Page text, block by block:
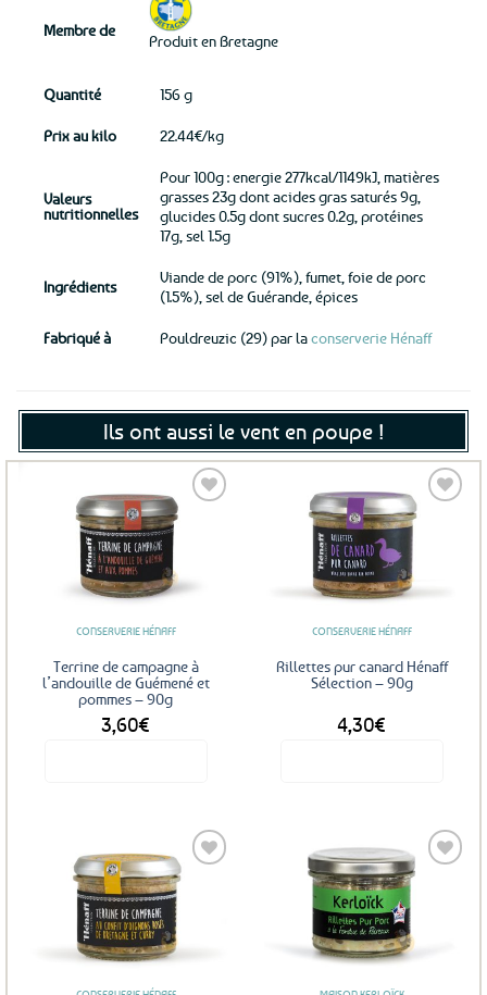
Membre de
Produit en Bretagne
Quantité 156 g
Prix au kilo 22.44€/kg
Valeurs
nutritionnelles
Pour 100g : energie 277kcal/1149kJ, matières
grasses 23g dont acides gras saturés 9g,
glucides 0.5g dont sucres 0.2g, protéines
17g, sel 1.5g
Ingrédients
Viande de porc (91%), fumet, foie de porc
(1.5%), sel de Guérande, épices
Fabriqué à Pouldreuzic (29) par laconserverie Hénaff
Ils ont aussi le vent en poupe !
favoris
CONSERVERIE HÉNAFF
Terrine de campagne à
l’andouille de Guémené et
pommes – 90g
3,60€
CONSERVERIE HÉNAFF
Rillettes pur canard Hénaff
Sélection – 90g
4,30€